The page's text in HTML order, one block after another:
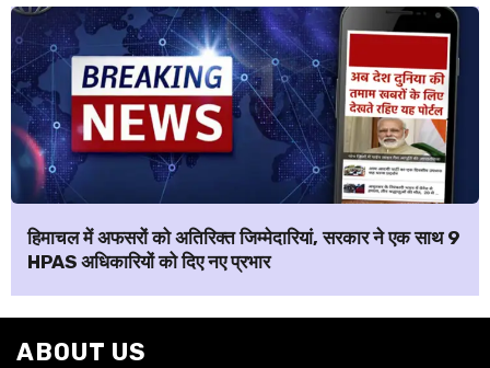
हिमाचल में अफसरों को अतिरिक्त जिम्मेदारियां, सरकार ने एक साथ 9
HPAS अधिकारियों को दिए नए प्रभार
ABOUT US